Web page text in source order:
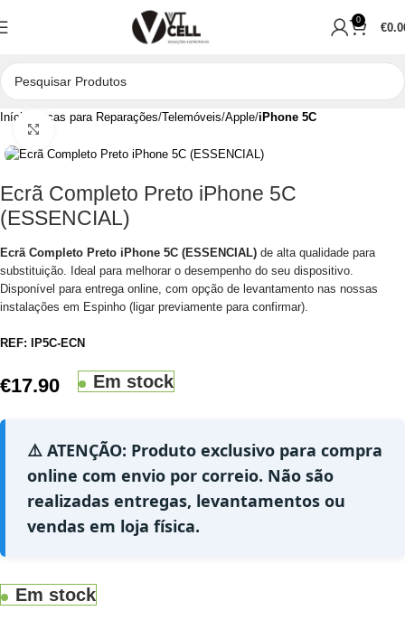
0
€
Início Peças para Reparações Telemóveis Apple iPhone 5C
Ecrã Completo Preto iPhone 5C
(ESSENCIAL)
Ecrã Completo Preto iPhone 5C (ESSENCIAL) de alta qualidade para
substituição. Ideal para melhorar o desempenho do seu dispositivo.
Disponível para entrega online, com opção de levantamento nas nossas
instalações em Espinho (ligar previamente para confirmar).
REF: IP5C-ECN
€17.90 Em stock
⚠️ ATENÇÃO: Produto exclusivo para compra
online com envio por correio. Não são
realizadas entregas, levantamentos ou
vendas em loja física.
Em stock